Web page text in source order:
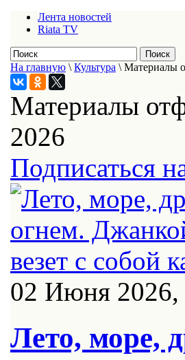
Лента новостей
Riata TV
На главную \ Культура \ Материалы
Материалы
2026
Подписаться
02 Июня 2026,
Лето, море,